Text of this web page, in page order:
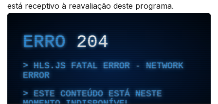
está receptivo à reavaliação deste programa.